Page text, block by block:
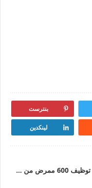
بنترست
لينكدين
وزارة الصحة والحماية الاجتماعية مباراة توظيف 600 ممرض من الدرجة الأولى بالمديرية الجهوية للصحة لجهة درعة تافيلالت آخر أجل 23 يونيو 2026